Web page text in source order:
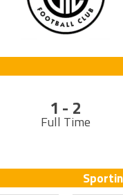
1 - 2
Full Time